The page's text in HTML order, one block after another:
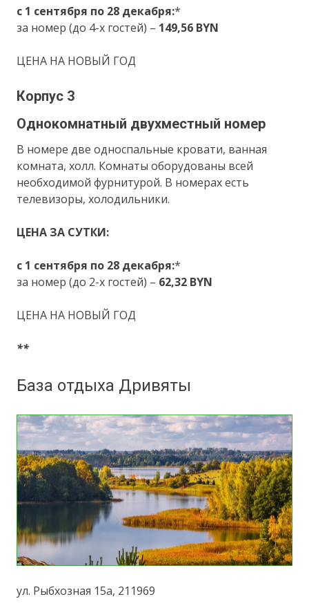
с 1 сентября по 28 декабря:*
за номер (до 4-х гостей) – 149,56 BYN
ЦЕНА НА НОВЫЙ ГОД
Корпус 3
Однокомнатный двухместный номер
В номере две односпальные кровати, ванная
комната, холл. Комнаты оборудованы всей
необходимой фурнитурой. В номерах есть
телевизоры, холодильники.
ЦЕНА ЗА СУТКИ:
с 1 сентября по 28 декабря:*
за номер (до 2-х гостей) – 62,32 BYN
ЦЕНА НА НОВЫЙ ГОД
**
База отдыха Дривяты
ул. Рыбхозная 15а, 211969